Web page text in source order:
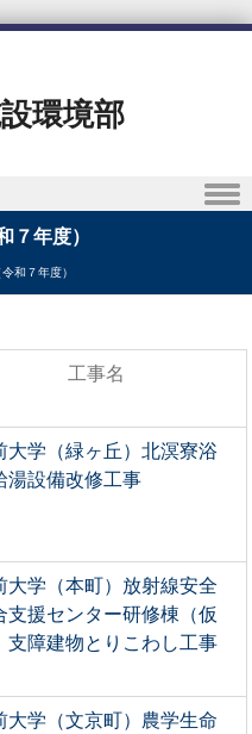
環境部
７年度）
和７年度）
工事名
大学（緑ヶ丘）北溟寮浴
湯設備改修工事
大学（本町）放射線安全
支援センター研修棟（仮
支障建物とりこわし工事
大学（文京町）農学生命